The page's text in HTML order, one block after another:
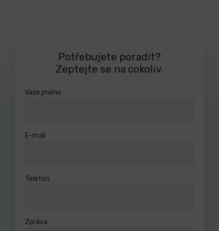
Potřebujete poradit?
Zeptejte se na cokoliv.
Vaše jméno
E-mail
Telefon
Zpráva